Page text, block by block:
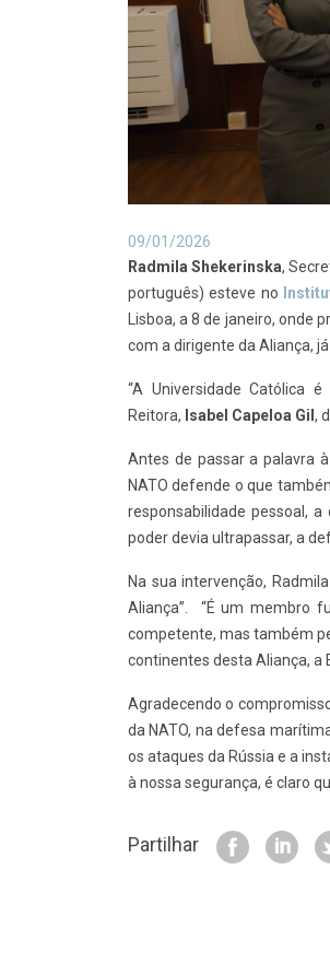
09/01/2026
Radmila Shekerinska,
português) esteve no
Lisboa, a 8 de janeiro, onde
com a dirigente da Aliança,
“A Universidade Católica
Reitora, Isabel Capeloa Gil ,
Antes de passar a palavra
NATO defende o que
responsabilidade pessoal,
poder devia ultrapassar, a
Na sua intervenção,
Aliança”. “É um membro
competente, mas também
continentes desta Aliança, a
Agradecendo o
da NATO, na defesa
os ataques da Rússia e a
à nossa segurança, é claro
Partilhar